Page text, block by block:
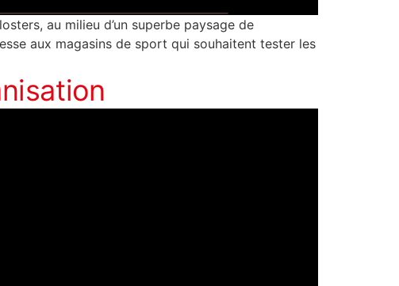
au milieu d’un superbe paysage de
aux magasins de sport qui souhaitent tester les